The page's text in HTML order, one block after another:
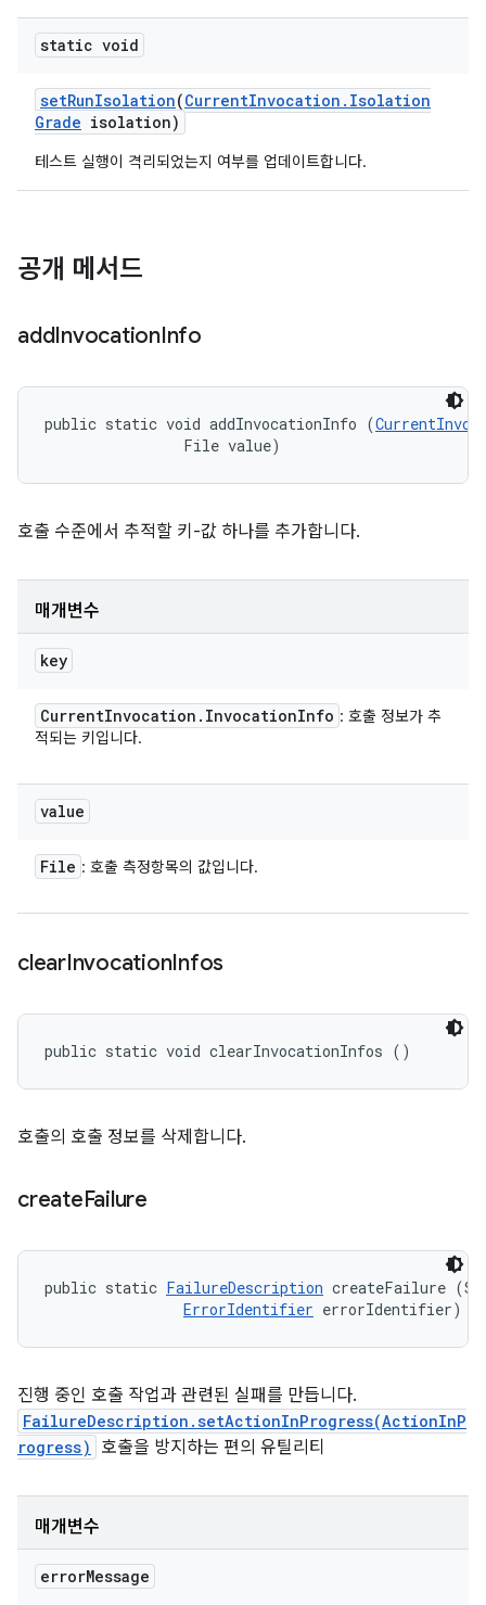
static void
setRunIsolation(CurrentInvocation . Isolation
Grade isolation)
테스트 실행이 격리되었는지 여부를 업데이트합니다.
공개 메서드
addInvocationInfo
public static void addInvocationInfo (
                File value)
호출 수준에서 추적할 키-값 하나를 추가합니다.
매개변수
key
CurrentInvocation . InvocationInfo : 호출 정보가 추
적되는 키입니다.
value
File : 호출 측정항목의 값입니다.
clearInvocationInfos
public static void clearInvocationInfos ()
호출의 호출 정보를 삭제합니다.
createFailure
public static FailureDescription createFailure
ErrorIdentifier errorIdentifier)
진행 중인 호출 작업과 관련된 실패를 만듭니다.
FailureDescription.setActionInProgress(ActionInP
rogress)
호출을 방지하는 편의 유틸리티
매개변수
errorMessage